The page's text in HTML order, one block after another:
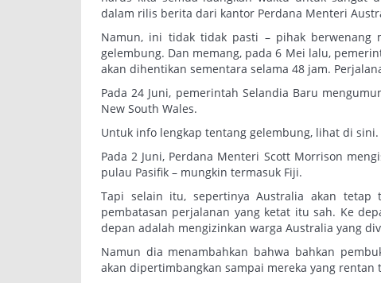
dalam rilis berita dari kantor Perdana Menteri
Namun, ini tidak tidak pasti – pihak berwenang
gelembung. Dan memang, pada 6 Mei lalu,
akan dihentikan sementara selama 48 jam.
Pada 24 Juni, pemerintah Selandia Baru
New South Wales.
Untuk info lengkap tentang gelembung, lihat di sini.
Pada 2 Juni, Perdana Menteri Scott Morrison
pulau Pasifik – mungkin termasuk Fiji.
Tapi selain itu, sepertinya Australia akan tetap
pembatasan perjalanan yang ketat itu sah. Ke
depan adalah mengizinkan warga Australia yang
Namun dia menambahkan bahwa bahkan
akan dipertimbangkan sampai mereka yang rentan